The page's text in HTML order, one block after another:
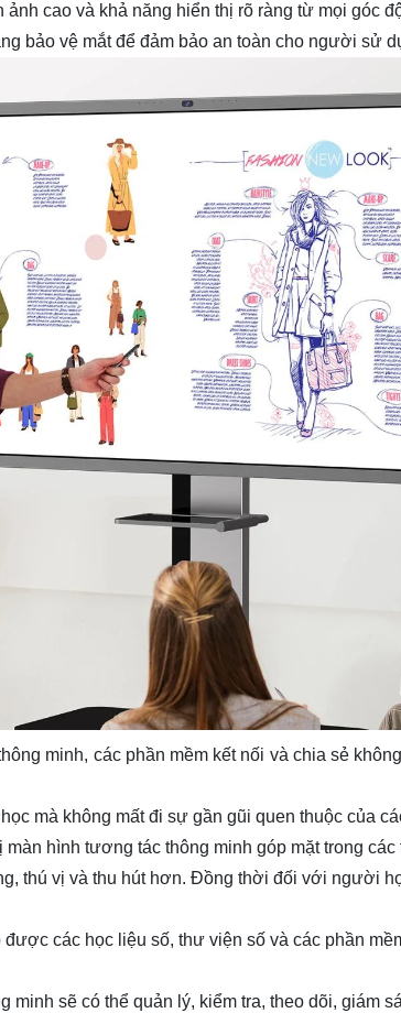
cao và khả năng hiển thị rõ ràng từ mọi góc
bảo vệ mắt để đảm bảo an toàn cho người sử
minh, các phần mềm kết nối và chia sẻ
mà không mất đi sự gần gũi quen thuộc của
hình tương tác thông minh góp mặt trong
thú vị và thu hút hơn. Đồng thời đối với người
các học liệu số, thư viện số và các phần
sẽ có thể quản lý, kiểm tra, theo dõi, giám